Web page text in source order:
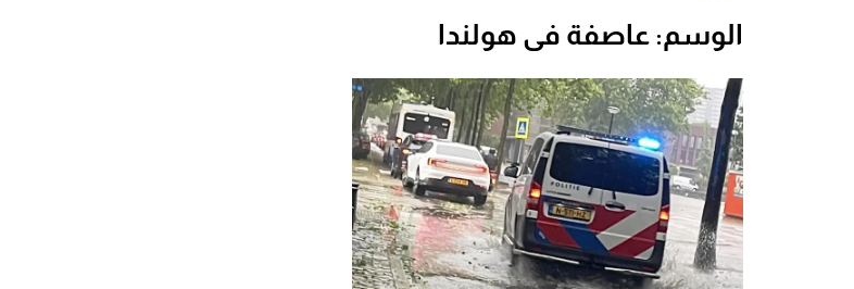
الوسم: عاصفة في هولندا